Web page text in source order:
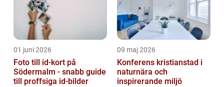
01 juni 2026
Foto till id-kort på
Södermalm - snabb guide
till proffsiga id-bilder
09 maj 2026
Konferens kristianstad i
naturnära och
inspirerande miljö